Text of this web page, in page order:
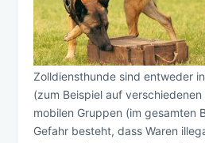
Zolldiensthunde sind entweder
(zum Beispiel auf
mobilen Gruppen (im gesamten
Gefahr besteht, dass Waren